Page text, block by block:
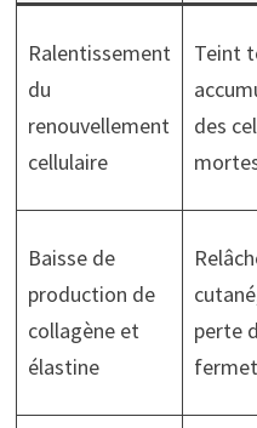
Ralentissement
du
renouvellement
cellulaire
Teint
des
Baisse de
production de
collagène et
élastine
perte